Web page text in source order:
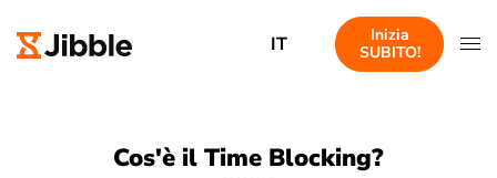
IT
Inizia
SUBITO!
Cos'è il Time Blocking?